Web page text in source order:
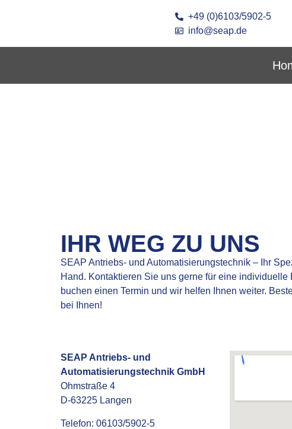
+49 (0)6103/5902-5
info@seap.de
IHR WEG ZU UNS
SEAP Antriebs- und Automatisierungstechnik – Ihr
Hand. Kontaktieren Sie uns gerne für eine
buchen einen Termin und wir helfen Ihnen weiter.
bei Ihnen!
SEAP Antriebs- und
Automatisierungstechnik GmbH
Ohmstraße 4
D-63225 Langen
Telefon: 06103/5902-5